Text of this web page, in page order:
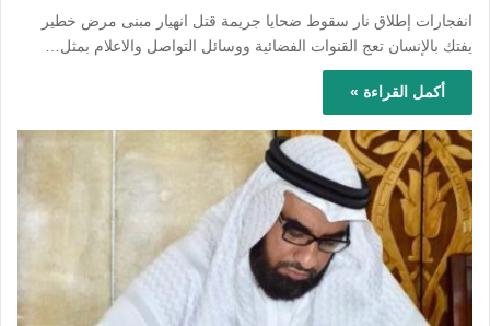
انفجارات إطلاق نار سقوط ضحايا جريمة قتل انهيار مبنى مرض خطير
يفتك بالإنسان تعج القنوات الفضائية ووسائل التواصل والاعلام بمثل…
أكمل القراءة »